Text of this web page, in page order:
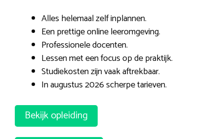
Alles helemaal zelf inplannen.
Een prettige online leeromgeving.
Professionele docenten.
Lessen met een focus op de praktijk.
Studiekosten zijn vaak aftrekbaar.
In augustus 2026 scherpe tarieven.
Bekijk opleiding